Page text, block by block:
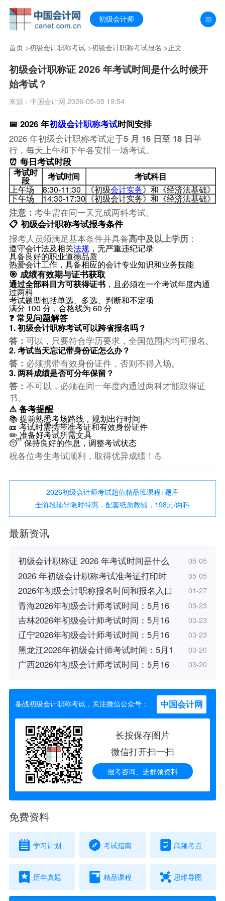
初级会计师
首页>初级会计职称考试>初级会计职称考试报名 >正文
初级会计职称证 2026 年考试时间是什么时候开
始考试？
来源：中国会计网 2026-05-05 19:54
📅 2026 年初级会计职称考试时间安排
2026 年初级会计职称考试定于5 月 16 日至 18 日举
行，每天上午和下午各安排一场考试。
⏰ 每日考试时段
考试时
段 考试时间
考试科目
上午场
8:30-11:30 《初级会计实务》和《经济法基础》
下午场 14:30-17:30《初级会计实务》和《经济法基础》
注意： 考生需在同一天完成两科考试。
📋 初级会计职称考试报考条件
报考人员须满足基本条件并具备高中及以上学历：
遵守会计法及相关法规，无严重违纪记录
具备良好的职业道德品质
热爱会计工作，具备相应的会计专业知识和业务技能
🎯 成绩有效期与证书获取
通过全部科目方可获得证书，且必须在一个考试年度内通
过两科
考试题型包括单选、多选、判断和不定项
满分 100 分，合格线为 60 分
❓ 常见问题解答
1. 初级会计职称考试可以跨省报名吗？
答： 可以，只要符合学历要求，全国范围内均可报名。
2. 考试当天忘记带身份证怎么办？
答： 必须携带有效身份证件，否则不得入场。
3. 两科成绩是否可分年保留？
答： 不可以，必须在同一年度内通过两科才能取得证
书。
⚠️ 备考提醒
📚 提前熟悉考场路线，规划出行时间
🎫 考试时需携带准考证和有效身份证件
✏️ 准备好考试所需文具
😴 保持良好的作息，调整考试状态
祝各位考生考试顺利，取得优异成绩！💪
2026初级会计师考试超值精品班课程+题库
全阶段辅导限时特惠，配套纸质教辅，198元/两科
最新资讯
初级会计职称证 2026 年考试时间是什么 05-05
2026 年初级会计职称考试准考证打印时 05-05
2026年初级会计职称报名时间和报名入口 01-27
青海2026年初级会计师考试时间：5月16 03-23
吉林2026年初级会计师考试时间：5月16 03-23
辽宁2026年初级会计师考试时间：5月16 03-23
黑龙江2026年初级会计师考试时间：5月1 03-20
广西2026年初级会计师考试时间：5月16 03-20
备战初级会计职称考试，关注微信公众号： 中国会计网
长按保存图片
微信打开扫一扫
报考咨询、进群领资料
免费资料
学习计划 考试指南 高频考点
历年真题 精品课程 思维导图